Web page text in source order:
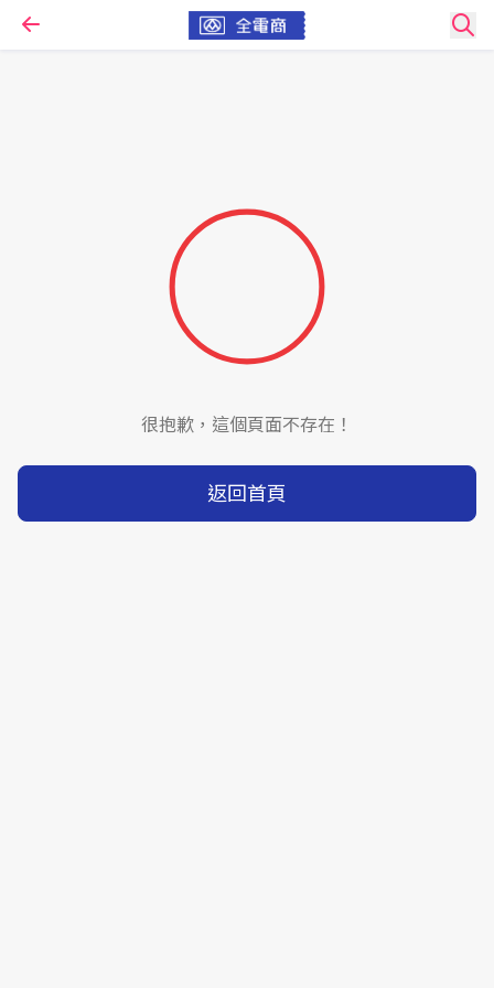
很抱歉，這個頁面不存在！
返回首頁